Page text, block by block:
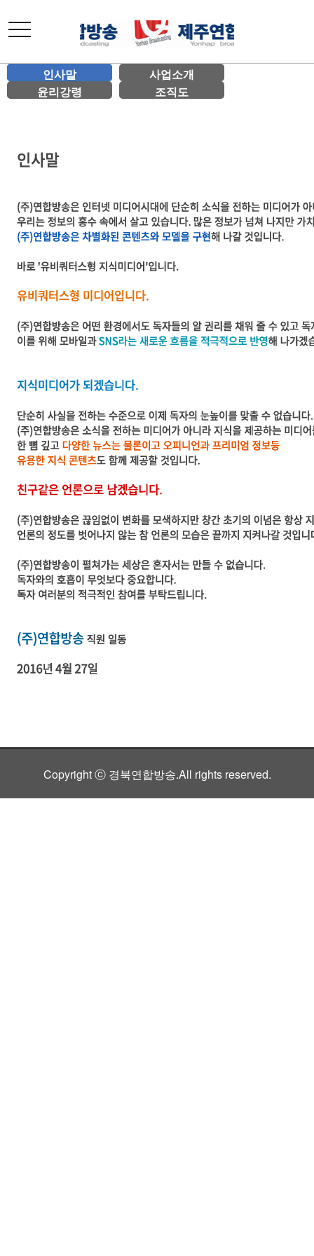
toggle
navigation
인사말
사업소개
윤리강령
조직도
Copyright ⓒ 경북연합방송.All rights reserved.